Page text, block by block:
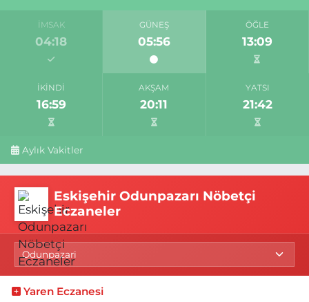
İMSAK
04:18
GÜNEŞ
05:56
ÖĞLE
13:09
İKINDI
16:59
AKŞAM
20:11
YATSI
21:42
Aylık Vakitler
Eskişehir Odunpazarı Nöbetçi
Eczaneler
Yaren Eczanesi